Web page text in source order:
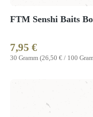
FTM Senshi Baits
30 Gramm (26,50 € / 100
Regulärer Preis:
7,95 €